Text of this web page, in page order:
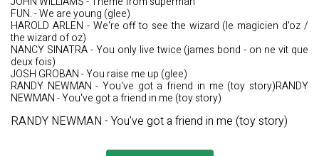
FUN. - We are young (glee)
HAROLD ARLEN - We're off to see the wizard (le magicien d'oz /
the wizard of oz)
NANCY SINATRA - You only live twice (james bond - on ne vit que
deux fois)
JOSH GROBAN - You raise me up (glee)
RANDY NEWMAN - You've got a friend in me (toy story)RANDY
NEWMAN - You've got a friend in me (toy story)
RANDY NEWMAN - You've got a friend in me (toy story)